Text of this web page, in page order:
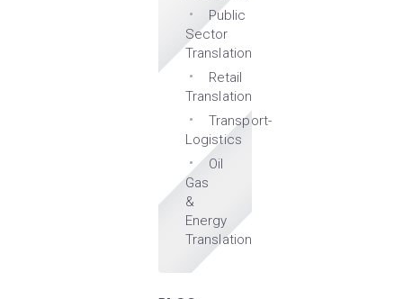
Public
Sector
Translation
Retail
Translation
Transport-
Logistics
Oil
Gas
&
Energy
Translation